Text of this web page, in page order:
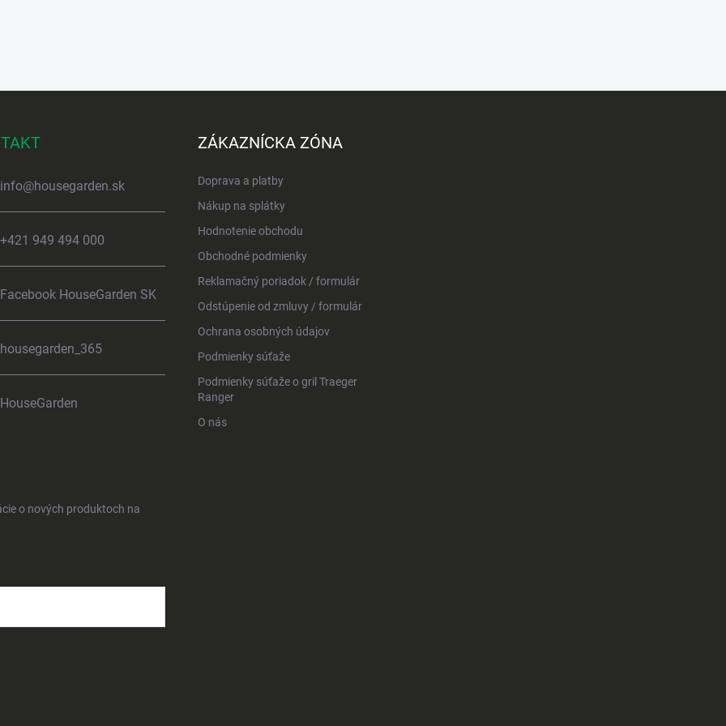
info@housegarden.sk
+421 949 494 000
Facebook HouseGarden SK
housegarden_365
HouseGarden
ZÁKAZNÍCKA ZÓNA
Doprava a platby
Nákup na splátky
Hodnotenie obchodu
Obchodné podmienky
Reklamačný poriadok / formulár
Odstúpenie od zmluvy / formulár
Ochrana osobných údajov
Podmienky súťaže
Podmienky súťaže o gril Traeger
Ranger
O nás
o nových produktoch na